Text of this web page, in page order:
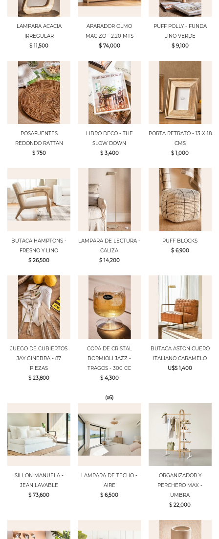
LAMPARA ACACIA
IRREGULAR
$ 11,500
APARADOR OLMO
MACIZO - 2.20 MTS
$ 74,000
PUFF POLLY - FUNDA
LINO VERDE
$ 9,100
POSAFUENTES
REDONDO RATTAN
$ 750
LIBRO DECO - THE
SLOW DOWN
$ 3,400
PORTA RETRATO - 13 X 18
CMS
$ 1,000
BUTACA HAMPTONS -
FRESNO Y LINO
$ 26,500
LAMPARA DE LECTURA -
CALIZA
$ 14,200
PUFF BLOCKS
$ 6,900
JUEGO DE CUBIERTOS
JAY GINEBRA - 87
PIEZAS
$ 23,800
COPA DE CRISTAL
BORMIOLI JAZZ -
TRAGOS - 300 CC
$ 4,300
(x6)
BUTACA ASTON CUERO
ITALIANO CARAMELO
U$S 1,400
SILLON MANUELA -
JEAN LAVABLE
$ 73,600
LAMPARA DE TECHO -
AIRE
$ 6,500
ORGANIZADOR Y
PERCHERO MAX -
UMBRA
$ 22,000